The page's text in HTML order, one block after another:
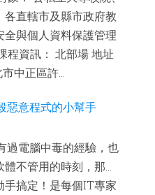
直轄市及縣市政府教
與個人資料保護管理
程資訊： 北部場 地址
中正區許...
惡意程式的小幫手
過電腦中毒的經驗，也
不管用的時刻，那...
手搞定！是每個IT專家